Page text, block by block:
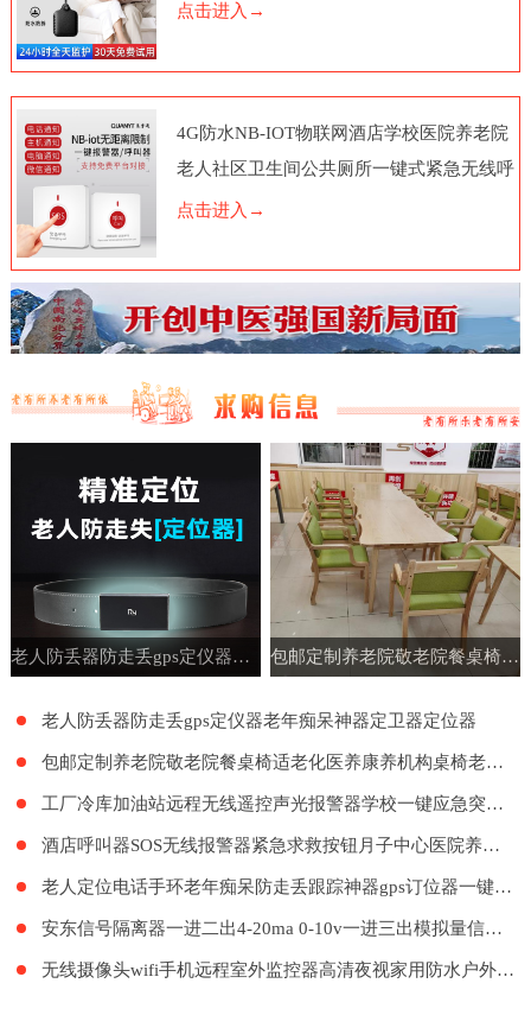
点击进入→
4G防水NB-IOT物联网酒店学校医院养老院
老人社区卫生间公共厕所一键式紧急无线呼
叫报警器按钮电话脑远程
点击进入→
老人防丢器防走丢gps定仪器老年痴呆神器定卫器定位器 包邮定制养老院敬老院餐桌椅适老化医养康养机构桌椅老年公寓家具
老人防丢器防走丢gps定仪器老年痴呆神器定卫器定位器
包邮定制养老院敬老院餐桌椅适老化医养康养机构桌椅老年公寓家具
工厂冷库加油站远程无线遥控声光报警器学校一键应急突发紧急呼叫
酒店呼叫器SOS无线报警器紧急求救按钮月子中心医院养老院LORA远距离呼叫系统餐厅工厂餐饮呼叫器医护呼叫器
老人定位电话手环老年痴呆防走丢跟踪神器gps订位器一键报警手表
安东信号隔离器一进二出4-20ma 0-10v一进三出模拟量信号隔离器
无线摄像头wifi手机远程室外监控器高清夜视家用防水户外探头套装